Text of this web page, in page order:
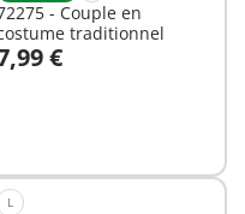
- Couple en
traditionnel
€
Au panier
L